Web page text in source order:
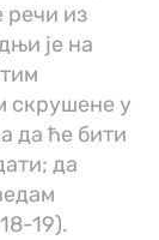
речи из
је на
скрушене у
да ће бити
да
19).